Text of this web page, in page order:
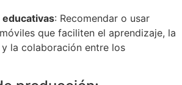
: Recomendar o usar
que faciliten el aprendizaje, la
la colaboración entre los